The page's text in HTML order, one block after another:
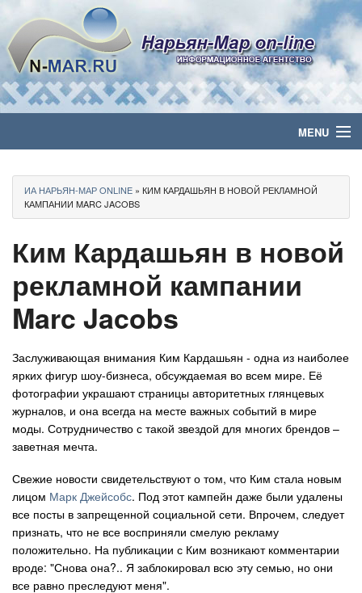
MENU
Политика
Бизнес
Общество
Культура
Медиа
Авто
Спорт
ИА НАРЬЯН-МАР ONLINE » КИМ КАРДАШЬЯН В НОВОЙ РЕКЛАМНОЙ
КАМПАНИИ MARC JACOBS
Ким Кардашьян в новой
рекламной кампании
Marc Jacobs
Заслуживающая внимания Ким Кардашьян - одна из наиболее
ярких фигур шоу-бизнеса, обсуждаемая во всем мире. Её
фотографии украшают страницы авторитетных глянцевых
журналов, и она всегда на месте важных событий в мире
моды. Сотрудничество с такой звездой для многих брендов –
заветная мечта.
Свежие новости свидетельствуют о том, что Ким стала новым
лицом Марк Джейсобс. Под этот кампейн даже были удалены
все посты в запрещенной социальной сети. Впрочем, следует
признать, что не все восприняли смелую рекламу
положительно. На публикации с Ким возникают комментарии
вроде: "Снова она?.. Я заблокировал всю эту семью, но они
все равно преследуют меня".